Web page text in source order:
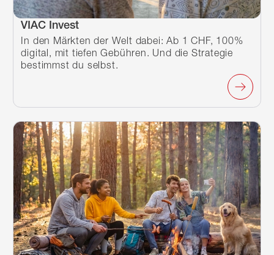
VIAC Invest
In den Märkten der Welt dabei: Ab 1 CHF, 100%
digital, mit tiefen Gebühren. Und die Strategie
bestimmst du selbst.